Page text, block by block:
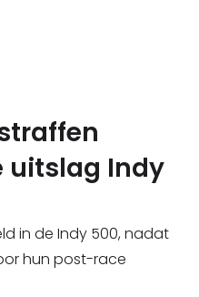
uitslag Indy
in de Indy 500, nadat
hun post-race